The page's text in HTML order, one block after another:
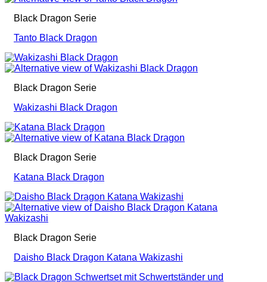
Black Dragon Serie
Tanto Black Dragon
Black Dragon Serie
Wakizashi Black Dragon
Black Dragon Serie
Katana Black Dragon
Black Dragon Serie
Daisho Black Dragon Katana Wakizashi